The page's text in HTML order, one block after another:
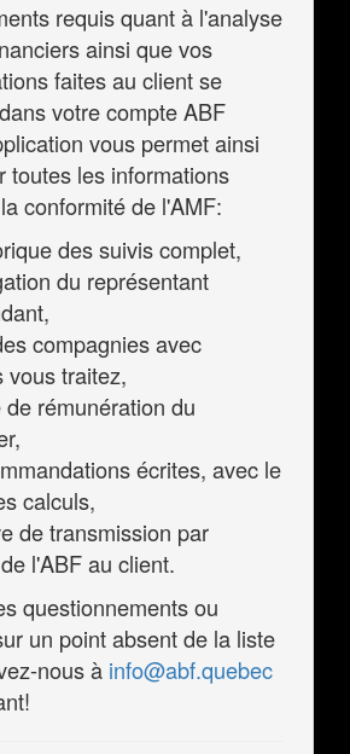
requis quant à l'analyse
ainsi que vos
faites au client se
votre compte ABF
vous permet ainsi
toutes les informations
conformité de l'AMF:
des suivis complet,
du représentant
compagnies avec
vous traitez,
de rémunération du
écrites, avec le
calculs,
de transmission par
l'ABF au client.
questionnements ou
un point absent de la liste
nous à info@abf.quebec